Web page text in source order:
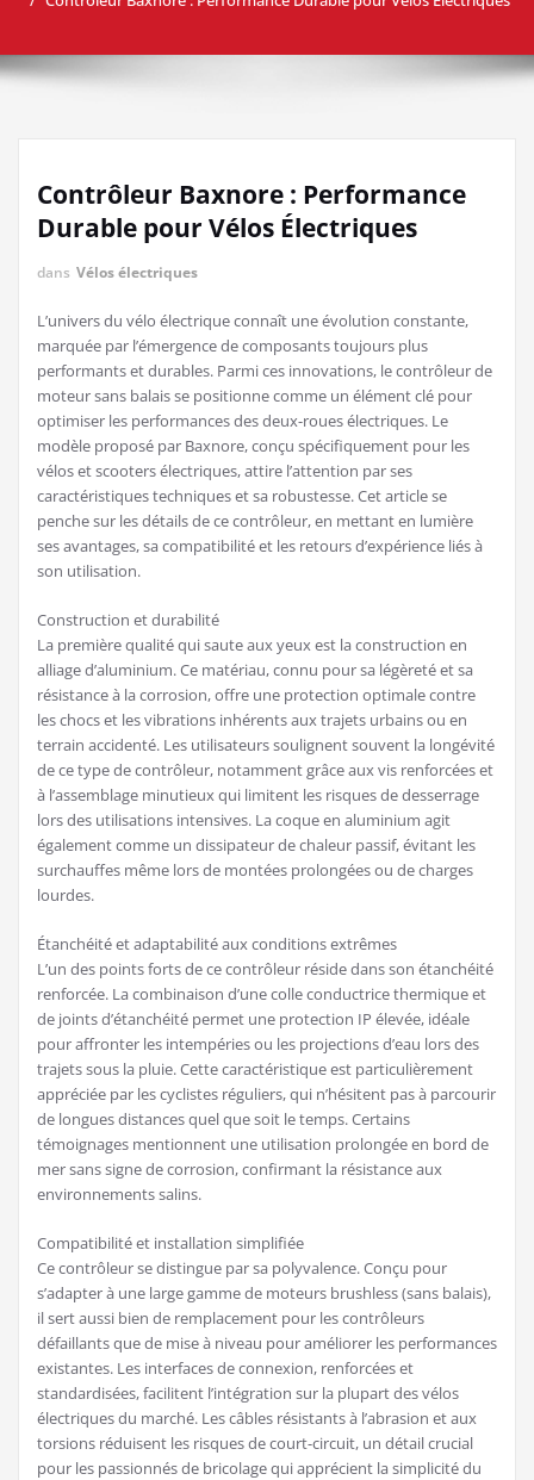
Contrôleur Baxnore : Performance
Durable pour Vélos Électriques
dans Vélos électriques
L’univers du vélo électrique connaît une évolution constante,
marquée par l’émergence de composants toujours plus
performants et durables. Parmi ces innovations, le contrôleur de
moteur sans balais se positionne comme un élément clé pour
optimiser les performances des deux-roues électriques. Le
modèle proposé par Baxnore, conçu spécifiquement pour les
vélos et scooters électriques, attire l’attention par ses
caractéristiques techniques et sa robustesse. Cet article se
penche sur les détails de ce contrôleur, en mettant en lumière
ses avantages, sa compatibilité et les retours d’expérience liés à
son utilisation.
Construction et durabilité
La première qualité qui saute aux yeux est la construction en
alliage d’aluminium. Ce matériau, connu pour sa légèreté et sa
résistance à la corrosion, offre une protection optimale contre
les chocs et les vibrations inhérents aux trajets urbains ou en
terrain accidenté. Les utilisateurs soulignent souvent la longévité
de ce type de contrôleur, notamment grâce aux vis renforcées et
à l’assemblage minutieux qui limitent les risques de desserrage
lors des utilisations intensives. La coque en aluminium agit
également comme un dissipateur de chaleur passif, évitant les
surchauffes même lors de montées prolongées ou de charges
lourdes.
Étanchéité et adaptabilité aux conditions extrêmes
L’un des points forts de ce contrôleur réside dans son étanchéité
renforcée. La combinaison d’une colle conductrice thermique et
de joints d’étanchéité permet une protection IP élevée, idéale
pour affronter les intempéries ou les projections d’eau lors des
trajets sous la pluie. Cette caractéristique est particulièrement
appréciée par les cyclistes réguliers, qui n’hésitent pas à parcourir
de longues distances quel que soit le temps. Certains
témoignages mentionnent une utilisation prolongée en bord de
mer sans signe de corrosion, confirmant la résistance aux
environnements salins.
Compatibilité et installation simplifiée
Ce contrôleur se distingue par sa polyvalence. Conçu pour
s’adapter à une large gamme de moteurs brushless (sans balais),
il sert aussi bien de remplacement pour les contrôleurs
défaillants que de mise à niveau pour améliorer les performances
existantes. Les interfaces de connexion, renforcées et
standardisées, facilitent l’intégration sur la plupart des vélos
électriques du marché. Les câbles résistants à l’abrasion et aux
torsions réduisent les risques de court-circuit, un détail crucial
pour les passionnés de bricolage qui apprécient la simplicité du